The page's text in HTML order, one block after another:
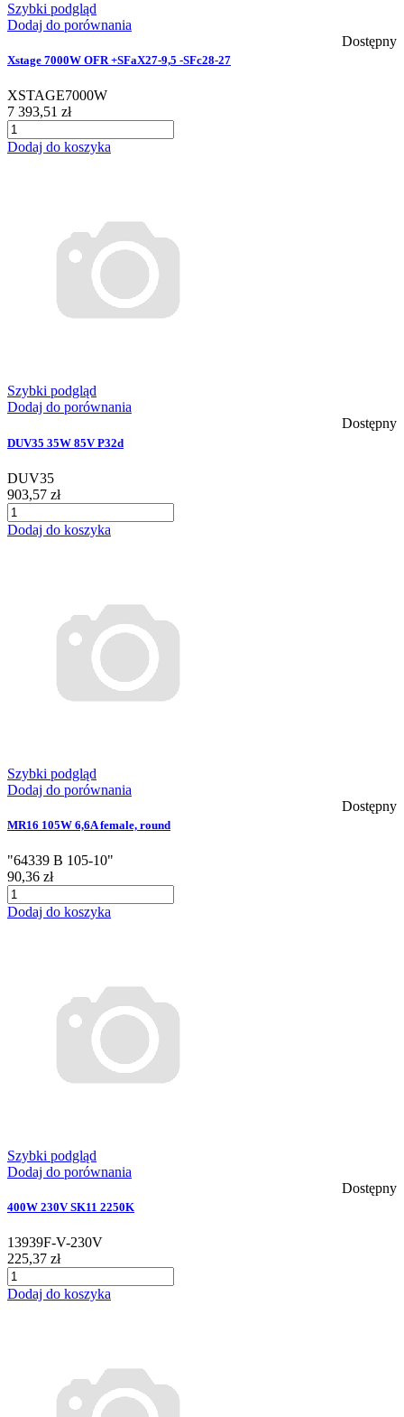
Szybki podgląd
Dodaj do porównania
Dostępny
Xstage 7000W OFR +SFaX27-9,5 -SFc28-27
XSTAGE7000W
7 393,51 zł
Dodaj do koszyka
Szybki podgląd
Dodaj do porównania
Dostępny
DUV35 35W 85V P32d
DUV35
903,57 zł
Dodaj do koszyka
Szybki podgląd
Dodaj do porównania
Dostępny
MR16 105W 6,6A female, round
"64339 B 105-10"
90,36 zł
Dodaj do koszyka
Szybki podgląd
Dodaj do porównania
Dostępny
400W 230V SK11 2250K
13939F-V-230V
225,37 zł
Dodaj do koszyka